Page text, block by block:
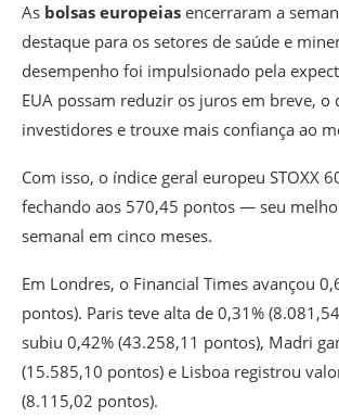
As bolsas europeias encerraram a
destaque para os setores de saúde e
desempenho foi impulsionado pela
EUA possam reduzir os juros em breve, o
investidores e trouxe mais confiança ao
Com isso, o índice geral europeu STOXX
fechando aos 570,45 pontos — seu
semanal em cinco meses.
Em Londres, o Financial Times avançou
pontos). Paris teve alta de 0,31%
subiu 0,42% (43.258,11 pontos), Madri
(15.585,10 pontos) e Lisboa registrou
(8.115,02 pontos).